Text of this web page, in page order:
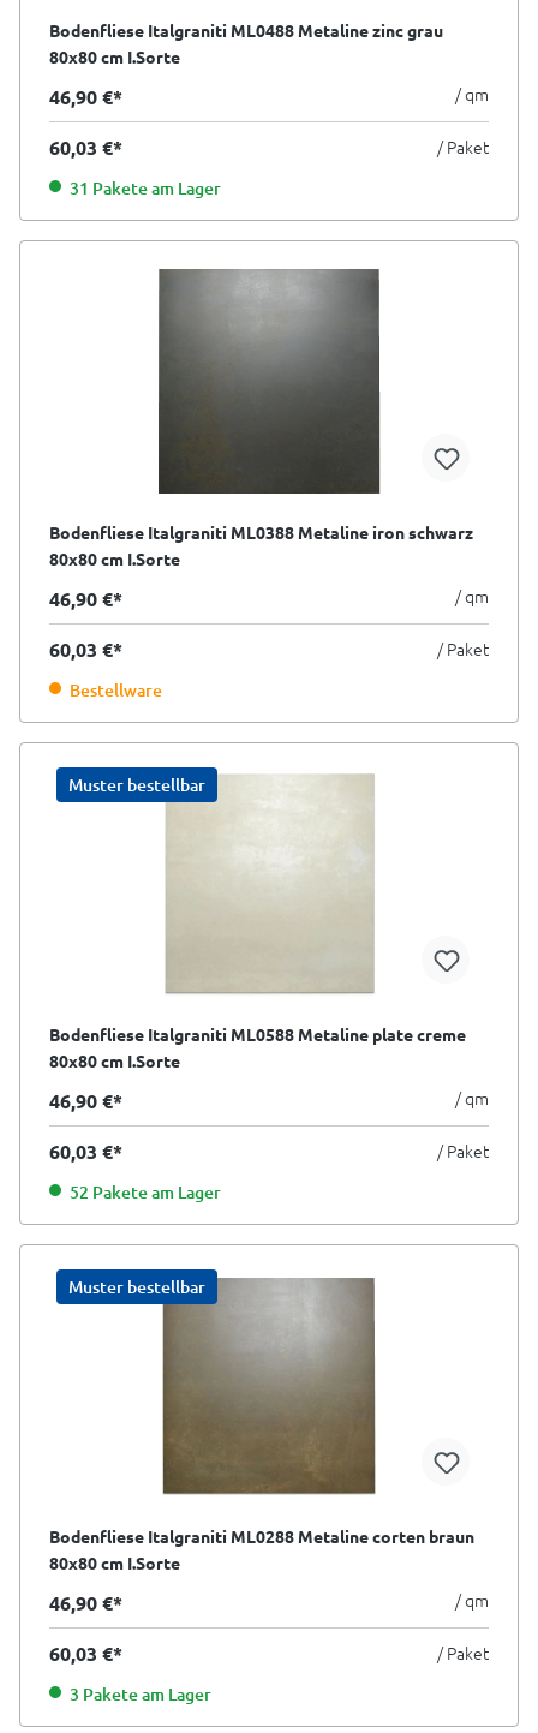
Bodenfliese Italgraniti ML0488 Metaline zinc grau
80x80 cm I.Sorte
46,90 €* / qm
60,03 €* / Paket
31 Pakete am Lager
Bodenfliese Italgraniti ML0388 Metaline iron schwarz
80x80 cm I.Sorte
46,90 €* / qm
60,03 €* / Paket
Bestellware
Muster bestellbar
Bodenfliese Italgraniti ML0588 Metaline plate creme
80x80 cm I.Sorte
46,90 €* / qm
60,03 €* / Paket
52 Pakete am Lager
Muster bestellbar
Bodenfliese Italgraniti ML0288 Metaline corten braun
80x80 cm I.Sorte
46,90 €* / qm
60,03 €* / Paket
3 Pakete am Lager